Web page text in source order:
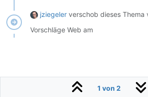
jziegeler verschob dieses Thema
Vorschläge Web am
1 von 2